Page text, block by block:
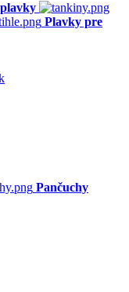
Plavky pre
Pančuchy